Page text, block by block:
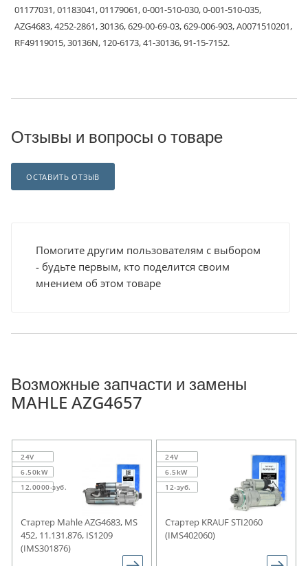
01177031, 01183041, 01179061, 0-001-510-030, 0-001-510-035,
AZG4683, 4252-2861, 30136, 629-00-69-03, 629-006-903, A0071510201,
RF49119015, 30136N, 120-6173, 41-30136, 91-15-7152.
Отзывы и вопросы о товаре
ОСТАВИТЬ ОТЗЫВ
Помогите другим пользователям с выбором
- будьте первым, кто поделится своим
мнением об этом товаре
Возможные запчасти и замены
MAHLE AZG4657
24V
6.50kW
12.0000-зуб.
Стартер Mahle AZG4683, MS
452, 11.131.876, IS1209
(IMS301876)
24V
6.5kW
12-зуб.
Стартер KRAUF STI2060
(IMS402060)